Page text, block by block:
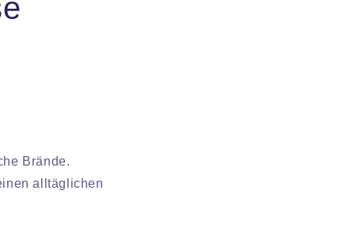
Brände.
alltäglichen